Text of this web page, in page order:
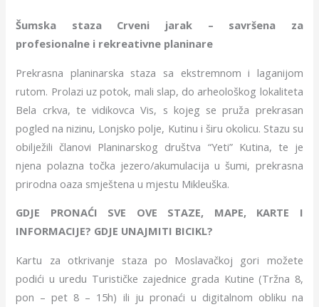
Šumska staza Crveni jarak – savršena za
profesionalne i rekreativne planinare
Prekrasna planinarska staza sa ekstremnom i laganijom
rutom. Prolazi uz potok, mali slap, do arheološkog lokaliteta
Bela crkva, te vidikovca Vis, s kojeg se pruža prekrasan
pogled na nizinu, Lonjsko polje, Kutinu i širu okolicu. Stazu su
obilježili članovi Planinarskog društva “Yeti” Kutina, te je
njena polazna točka jezero/akumulacija u šumi, prekrasna
prirodna oaza smještena u mjestu Mikleuška.
GDJE PRONAĆI SVE OVE STAZE, MAPE, KARTE I
INFORMACIJE? GDJE UNAJMITI BICIKL?
Kartu za otkrivanje staza po Moslavačkoj gori možete
podići u uredu Turističke zajednice grada Kutine (Tržna 8,
pon – pet 8 – 15h) ili ju pronaći u digitalnom obliku na